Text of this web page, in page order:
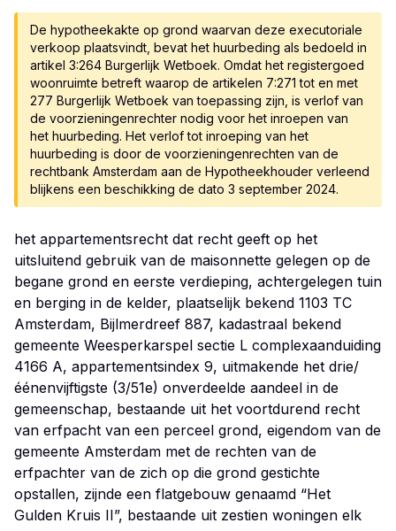
De hypotheekakte op grond waarvan deze executoriale
verkoop plaatsvindt, bevat het huurbeding als bedoeld in
artikel 3:264 Burgerlijk Wetboek. Omdat het registergoed
woonruimte betreft waarop de artikelen 7:271 tot en met
277 Burgerlijk Wetboek van toepassing zijn, is verlof van
de voorzieningenrechter nodig voor het inroepen van
het huurbeding. Het verlof tot inroeping van het
huurbeding is door de voorzieningenrechten van de
rechtbank Amsterdam aan de Hypotheekhouder verleend
blijkens een beschikking de dato 3 september 2024.
het appartementsrecht dat recht geeft op het
uitsluitend gebruik van de maisonnette gelegen op de
begane grond en eerste verdieping, achtergelegen tuin
en berging in de kelder, plaatselijk bekend 1103 TC
Amsterdam, Bijlmerdreef 887, kadastraal bekend
gemeente Weesperkarspel sectie L complexaanduiding
4166 A, appartementsindex 9, uitmakende het drie/
éénenvijftigste (3/51e) onverdeelde aandeel in de
gemeenschap, bestaande uit het voortdurend recht
van erfpacht van een perceel grond, eigendom van de
gemeente Amsterdam met de rechten van de
erfpachter van de zich op die grond gestichte
opstallen, zijnde een flatgebouw genaamd “Het
Gulden Kruis II”, bestaande uit zestien woningen elk